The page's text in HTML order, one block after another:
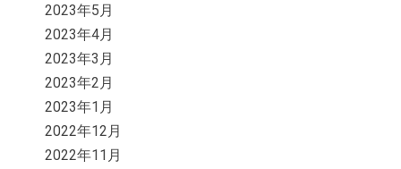
2023年5月
2023年4月
2023年3月
2023年2月
2023年1月
2022年12月
2022年11月